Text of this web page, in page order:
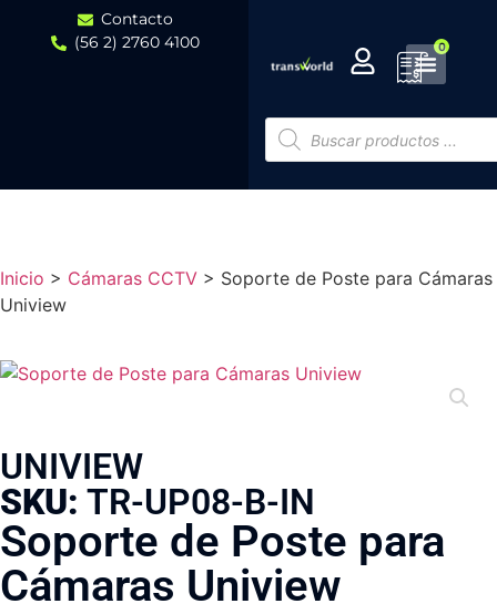
Contacto
(56 2) 2760 4100
0
Inicio > Cámaras CCTV > Soporte de Poste para Cámaras
Uniview
UNIVIEW
SKU: TR-UP08-B-IN
Soporte de Poste para
Cámaras Uniview